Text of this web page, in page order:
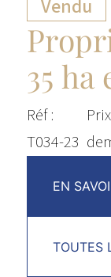
Vendu
35 ha
Réf :
T034-23
EN
TOUTES